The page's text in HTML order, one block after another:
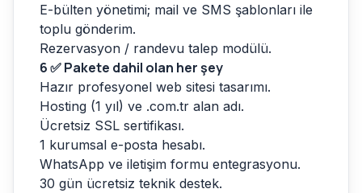
E-bülten yönetimi; mail ve SMS şablonları ile
toplu gönderim.
Rezervasyon / randevu talep modülü.
6✅ Pakete dahil olan her şey
Hazır profesyonel web sitesi tasarımı.
Hosting (1 yıl) ve .com.tr alan adı.
Ücretsiz SSL sertifikası.
1 kurumsal e-posta hesabı.
WhatsApp ve iletişim formu entegrasyonu.
30 gün ücretsiz teknik destek.